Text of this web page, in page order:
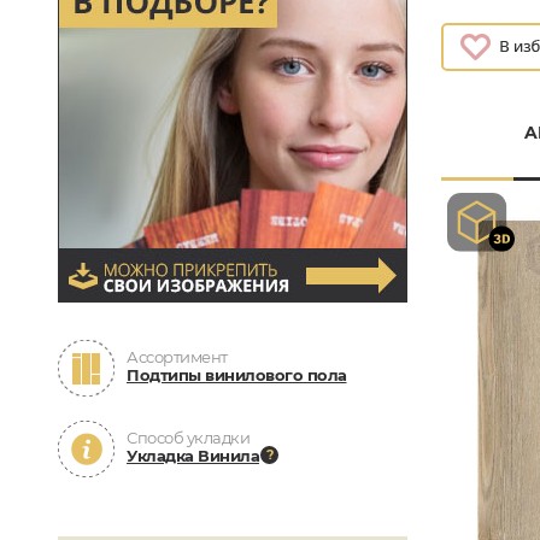
Ассортимент
Подтипы винилового пола
Способ укладки
Укладка Винила